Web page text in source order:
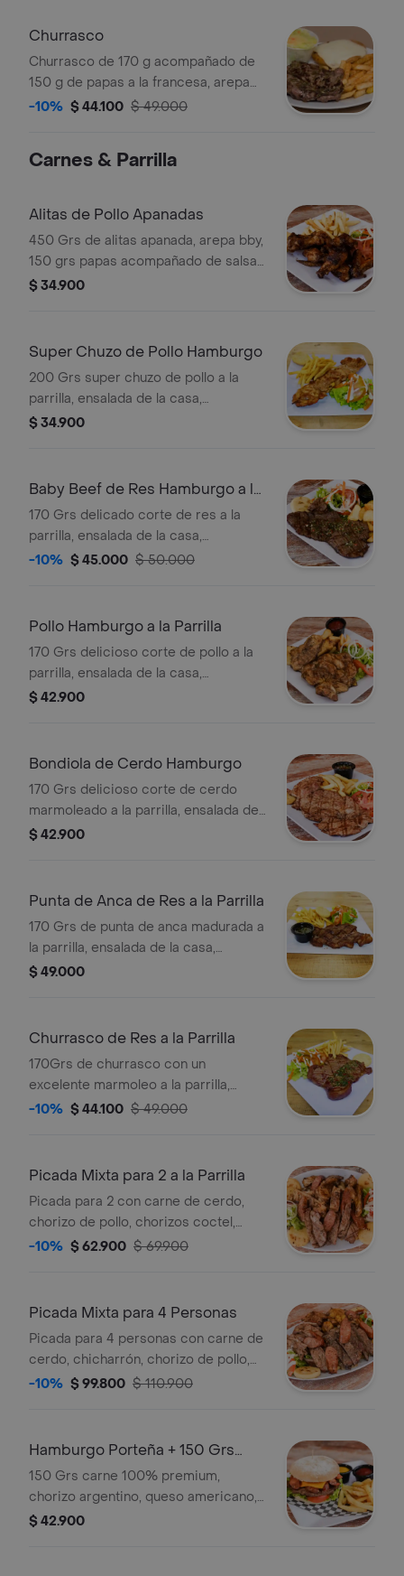
Churrasco
Churrasco de 170 g acompañado de
150 g de papas a la francesa, arepa
con queso y ensalada de la casa.
-10% $ 44.100 $ 49.000
Carnes & Parrilla
Alitas de Pollo Apanadas
450 Grs de alitas apanada, arepa bby,
150 grs papas acompañado de salsa
$ 34.900
Super Chuzo de Pollo Hamburgo
200 Grs super chuzo de pollo a la
parrilla, ensalada de la casa,
chimichurri o bqq, arepa con queso ,
$ 34.900
Baby Beef de Res Hamburgo a la
Parrilla
170 Grs delicado corte de res a la
parrilla, ensalada de la casa,
chimichurri, arepa con queso, & 150
-10% $ 45.000 $ 50.000
Pollo Hamburgo a la Parrilla
170 Grs delicioso corte de pollo a la
parrilla, ensalada de la casa,
chimichurri o bqq, arepa con queso,
$ 42.900
Bondiola de Cerdo Hamburgo
170 Grs delicioso corte de cerdo
marmoleado a la parrilla, ensalada de
la casa, chimichurri, arepa con queso,
$ 42.900
Punta de Anca de Res a la Parrilla
170 Grs de punta de anca madurada a
la parrilla, ensalada de la casa,
chimichurri, arepa con queso, & 150
$ 49.000
Churrasco de Res a la Parrilla
170Grs de churrasco con un
excelente marmoleo a la parrilla,
ensalada de la casa, chimichurri,
-10% $ 44.100 $ 49.000
Picada Mixta para 2 a la Parrilla
Picada para 2 con carne de cerdo,
chorizo de pollo, chorizos coctel,
salchicha, maíz, huevitos, salsa BBQ,
-10% $ 62.900 $ 69.900
Picada Mixta para 4 Personas
Picada para 4 personas con carne de
cerdo, chicharrón, chorizo de pollo,
chorizos coctel, salchicha, maíz,
-10% $ 99.800 $ 110.900
Hamburgo Porteña + 150 Grs
Papas a la Francesa
150 Grs carne 100% premium,
chorizo argentino, queso americano,
pan artesanal, lechuga, tomate, salsas
$ 42.900